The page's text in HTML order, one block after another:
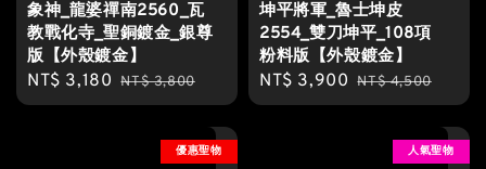
象神_龍婆禪南2560_瓦
教戰化寺_聖銅鍍金_銀尊
版【外殼鍍金】
Sale
price
NT$ 3,180 Regular
price
NT$ 3,800
坤平將軍_魯士坤皮
2554_雙刀坤平_108項
粉料版【外殼鍍金】
Sale
price
NT$ 3,900 Regular
price
NT$ 4,500
優惠聖物 人氣聖物